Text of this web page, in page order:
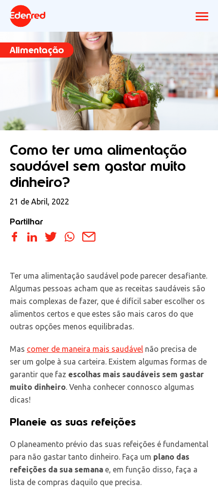
Alimentação
Como ter uma alimentação
saudável sem gastar muito
dinheiro?
21 de Abril, 2022
Partilhar
Ter uma alimentação saudável pode parecer desafiante.
Algumas pessoas acham que as receitas saudáveis são
mais complexas de fazer, que é difícil saber escolher os
alimentos certos e que estes são mais caros do que
outras opções menos equilibradas.
Mas comer de maneira mais saudável não precisa de
ser um golpe à sua carteira. Existem algumas formas de
garantir que faz escolhas mais saudáveis sem gastar
muito dinheiro . Venha conhecer connosco algumas
dicas!
Planeie as suas refeições
O planeamento prévio das suas refeições é fundamental
para não gastar tanto dinheiro. Faça um plano das
refeições da sua semana e, em função disso, faça a
lista de compras daquilo que precisa.